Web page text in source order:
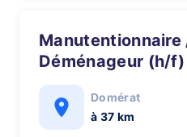
Manutentionnaire / Aide
Déménageur (h/f)
Domérat
à 37 km